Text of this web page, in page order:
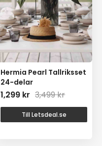
Hermia Pearl Tallriksset
24-delar
3,499kr
1,299 kr
Till Letsdeal.se